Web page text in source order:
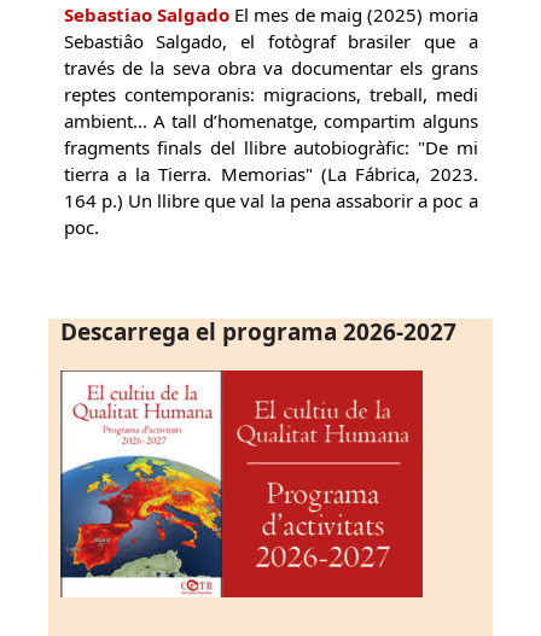
Sebastiao SalgadoEl mes de maig (2025) moria
Sebastiâo Salgado, el fotògraf brasiler que a
través de la seva obra va documentar els grans
reptes contemporanis: migracions, treball, medi
ambient... A tall d’homenatge, compartim alguns
fragments finals del llibre autobiogràfic: "De mi
tierra a la Tierra. Memorias" (La Fábrica, 2023.
164 p.) Un llibre que val la pena assaborir a poc a
poc.
Descarrega el programa 2026-2027